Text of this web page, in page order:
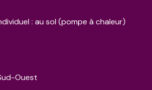
: au sol (pompe à chaleur)
Ouest